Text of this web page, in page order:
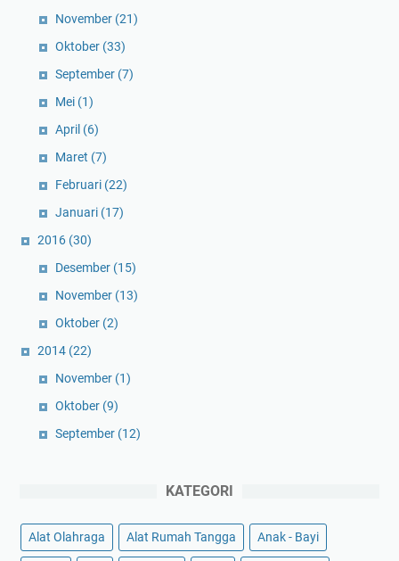
November (21)
Oktober (33)
September (7)
Mei (1)
April (6)
Maret (7)
Februari (22)
Januari (17)
2016 (30)
Desember (15)
November (13)
Oktober (2)
2014 (22)
November (1)
Oktober (9)
September (12)
KATEGORI
Alat Olahraga Alat Rumah Tangga Anak - Bayi